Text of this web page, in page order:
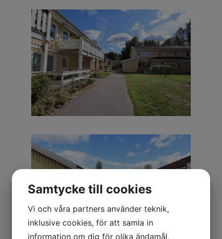
Samtycke till cookies
Vi och våra partners använder teknik,
inklusive cookies, för att samla in
information om dig för olika ändamål,